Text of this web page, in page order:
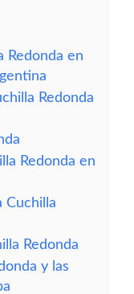
Redonda en
Redonda
Redonda en
Cuchilla
Redonda
y las